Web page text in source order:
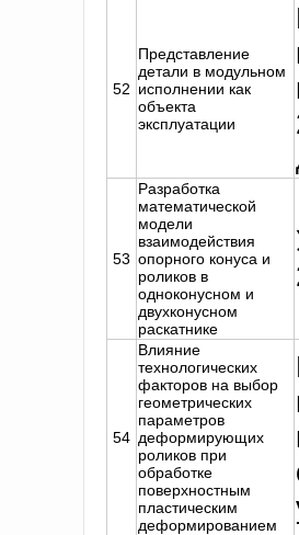
52
Представление
детали в модульном
исполнении как
объекта
эксплуатации
53
Разработка
математической
модели
взаимодействия
опорного конуса и
роликов в
одноконусном и
двухконусном
раскатнике
54
Влияние
технологических
факторов на выбор
геометрических
параметров
деформирующих
роликов при
обработке
поверхностным
пластическим
деформированием